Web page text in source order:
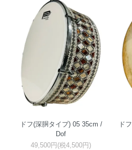
ドフ(深胴タイプ) 05 35cm /
Dof
49,500円(税4,500円)
ド